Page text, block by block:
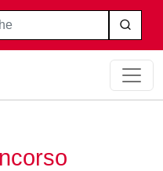
Straordinario